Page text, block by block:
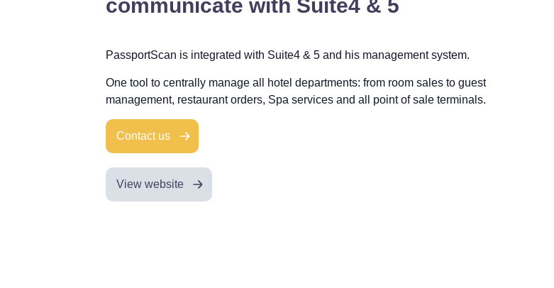
communicate with Suite4 & 5
PassportScan is integrated with Suite4 & 5 and his management system.
One tool to centrally manage all hotel departments: from room sales to guest
management, restaurant orders, Spa services and all point of sale terminals.
Contact us
View website